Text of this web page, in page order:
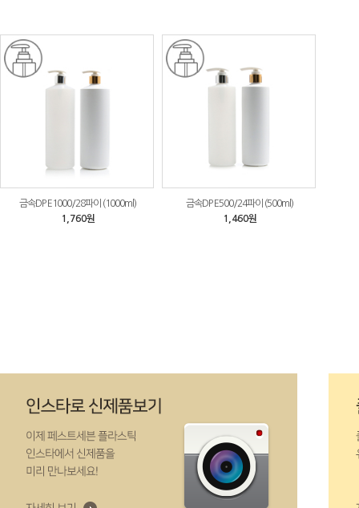
금속DP E1000/28파이 (1000ml)
1,760원
금속DP E500/24파이 (500ml)
1,460원